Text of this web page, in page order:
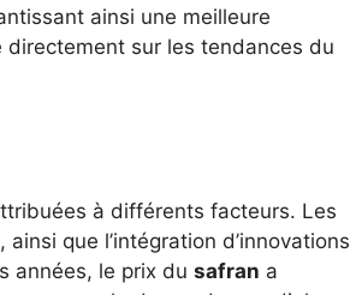
ainsi une meilleure
sur les tendances du
à différents facteurs. Les
que l’intégration d’innovations
années, le prix du safran a